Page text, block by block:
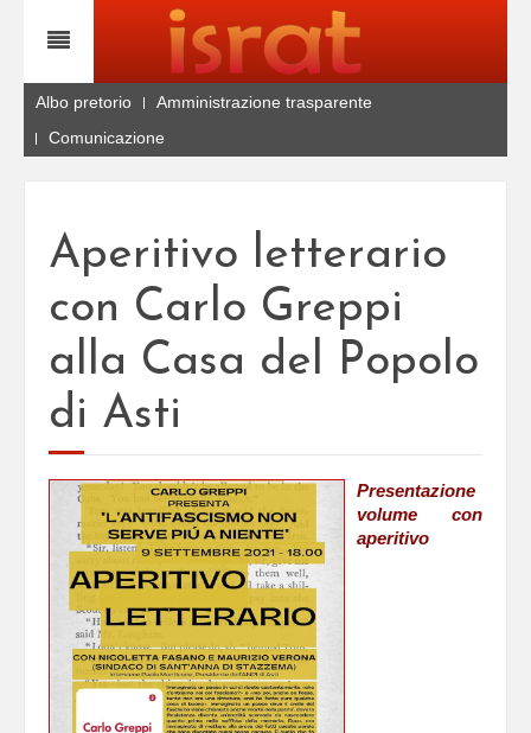
Albo pretorio
Amministrazione trasparente
Comunicazione
Aperitivo letterario
con Carlo Greppi
alla Casa del Popolo
di Asti
Presentazione
volume con
aperitivo